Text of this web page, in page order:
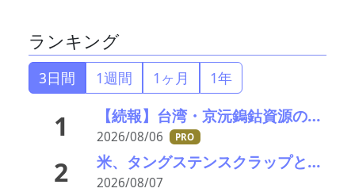
ランキング
3日間 1週間 1ヶ月 1年
1 【続報】台湾・京沅鎢鈷資源の黄会長殺害事件、元従業員を逮捕か／8月8・9日に葬儀執行へ
2026/08/06 PRO
2 米、タングステンスクラップと電池ブラックマス輸出禁止 国内向け販売100%を義務化
2026/08/07